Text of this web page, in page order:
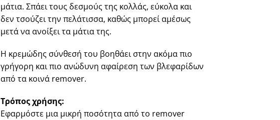
μάτια. Σπάει τους δεσμούς της κολλάς, εύκολα και
δεν τσούζει την πελάτισσα, καθώς μπορεί αμέσως
μετά να ανοίξει τα μάτια της.
Η κρεμώδης σύνθεσή του βοηθάει στην ακόμα πιο
γρήγορη και πιο ανώδυνη αφαίρεση των βλεφαρίδων
από τα κοινά remover.
Τρόπος χρήσης:
Εφαρμόστε μια μικρή ποσότητα από το remover